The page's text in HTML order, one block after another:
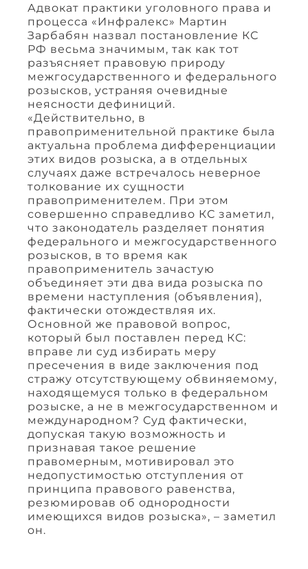
Адвокат практики уголовного права и
процесса «Инфралекс» Мартин
Зарбабян назвал постановление КС
РФ весьма значимым, так как тот
разъясняет правовую природу
межгосударственного и федерального
розысков, устраняя очевидные
неясности дефиниций.
«Действительно, в
правоприменительной практике была
актуальна проблема дифференциации
этих видов розыска, а в отдельных
случаях даже встречалось неверное
толкование их сущности
правоприменителем. При этом
совершенно справедливо КС заметил,
что законодатель разделяет понятия
федерального и межгосударственного
розысков, в то время как
правоприменитель зачастую
объединяет эти два вида розыска по
времени наступления (объявления),
фактически отождествляя их.
Основной же правовой вопрос,
который был поставлен перед КС:
вправе ли суд избирать меру
пресечения в виде заключения под
стражу отсутствующему обвиняемому,
находящемуся только в федеральном
розыске, а не в межгосударственном и
международном? Суд фактически,
допуская такую возможность и
признавая такое решение
правомерным, мотивировал это
недопустимостью отступления от
принципа правового равенства,
резюмировав об однородности
имеющихся видов розыска», – заметил
он.